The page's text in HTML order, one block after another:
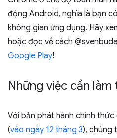
động Android, nghĩa là bạn
không gian ứng dụng. Hãy
hoặc đọc về cách
Google Play!
Những việc cần
Với bản phát hành chính
(vào ngày 12 tháng 3), chúng